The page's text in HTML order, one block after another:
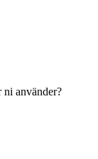
ni använder?